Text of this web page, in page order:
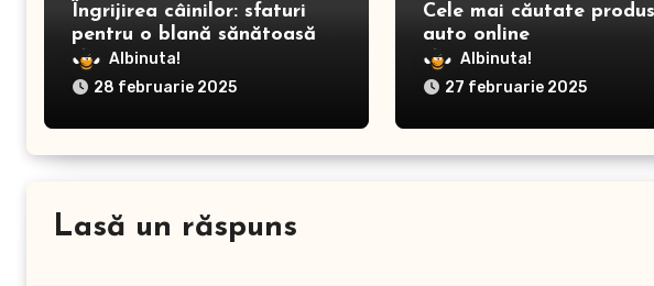
Îngrijirea câinilor: sfaturi
pentru o blană sănătoasă și
prevenirea dermatitei
Albinuta!
28 februarie 2025
Cele mai căutate
auto online
Albinuta!
27 februarie 2025
Lasă un răspuns